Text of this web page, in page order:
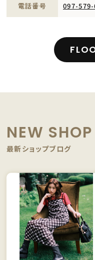
電話番号 097-
NEW
最新ショップブログ